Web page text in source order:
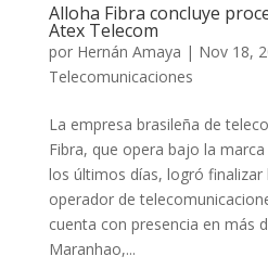
Alloha Fibra concluye
Atex Telecom
por Hernán Amaya | Nov 18,
Telecomunicaciones
La empresa brasileña de
Fibra, que opera bajo la marca
los últimos días, logró finalizar
operador de
cuenta con presencia en más
Maranhao,...